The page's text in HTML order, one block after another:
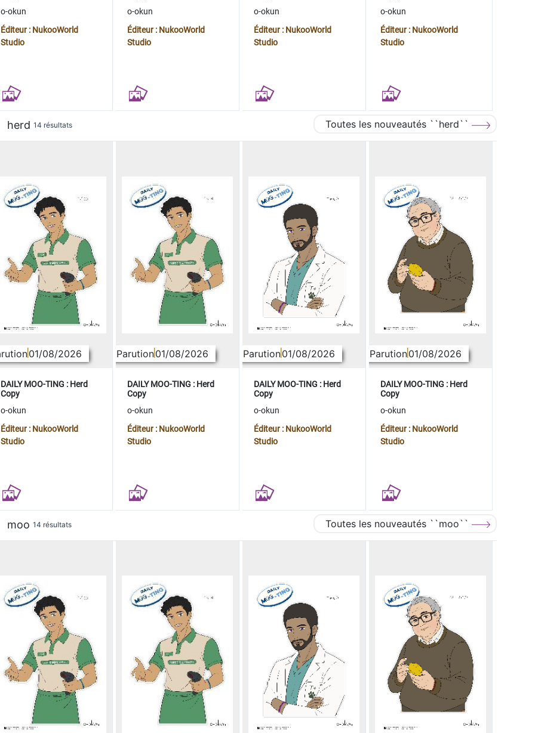
o-okun
Éditeur : NukooWorld
Studio
o-okun
Éditeur : NukooWorld
Studio
o-okun
Éditeur : NukooWorld
Studio
o-okun
Éditeur : NukooWorld
Studio
herd 14 résultats Toutes les nouveautés ``herd``
01/08/2026
DAILY MOO-TING : Herd
Copy
o-okun
Éditeur : NukooWorld
Studio
Parution01/08/2026
DAILY MOO-TING : Herd
Copy
o-okun
Éditeur : NukooWorld
Studio
Parution01/08/2026
DAILY MOO-TING : Herd
Copy
o-okun
Éditeur : NukooWorld
Studio
Parution01/08/2026
DAILY MOO-TING : Herd
Copy
o-okun
Éditeur : NukooWorld
Studio
moo 14 résultats Toutes les nouveautés ``moo``